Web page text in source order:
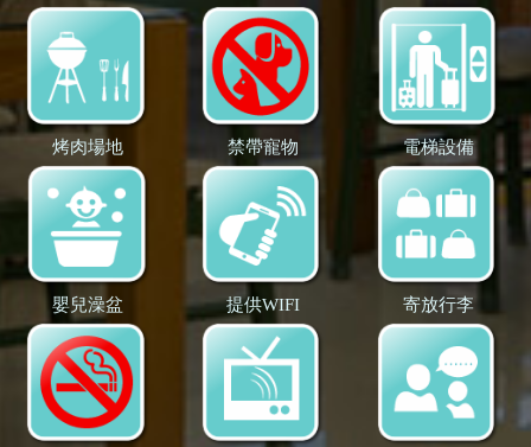
烤肉場地 禁帶寵物 電梯設備
嬰兒澡盆 提供WIFI 寄放行李